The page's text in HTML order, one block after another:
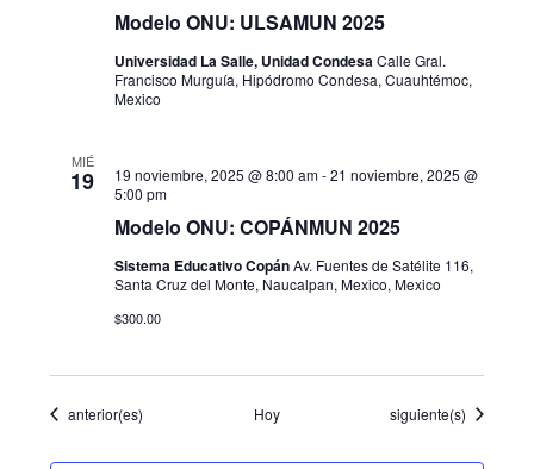
Modelo ONU: ULSAMUN 2025
Universidad La Salle, Unidad CondesaCalle Gral.
Francisco Murguía, Hipódromo Condesa, Cuauhtémoc,
Mexico
MIÉ
19
Modelo ONU: COPÁNMUN 2025
19 noviembre, 2025 @ 8:00 am-21 noviembre, 2025 @
5:00 pm
Sistema Educativo CopánAv. Fuentes de Satélite 116,
Santa Cruz del Monte, Naucalpan, Mexico, Mexico
$300.00
Eventos
anterior(es) Hoy Eventos
siguiente(s)